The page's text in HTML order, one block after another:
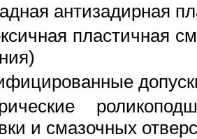
антизадирная
пластичная
и смазочных